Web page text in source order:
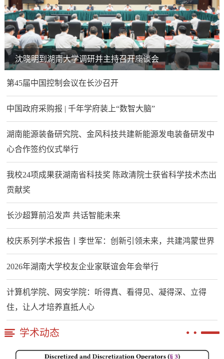
沈晓明到湖南大学调研并主持召开座谈会
第45届中国控制会议在长沙召开
中国政府采购报 | 千年学府装上“数智大脑”
湖南能源装备研究院、金风科技共建新能源发电装备研发中
心合作签约仪式举行
我校24项成果获湖南省科技奖 陈政清院士获省科学技术杰出
贡献奖
长沙超算前沿发声 共话智能未来
校庆系列学术报告丨李世军：创新引领未来，共建鸿蒙世界
2026年湖南大学校友企业家联谊会年会举行
计算机学院、网安学院：听得真、看得见、凝得深、立得
住，让人才培养直抵人心
学术动态